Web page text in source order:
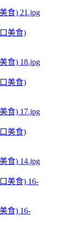
食) 21.jpg
食) 18.jpg
食) 17.jpg
食) 14.jpg
食) 16-